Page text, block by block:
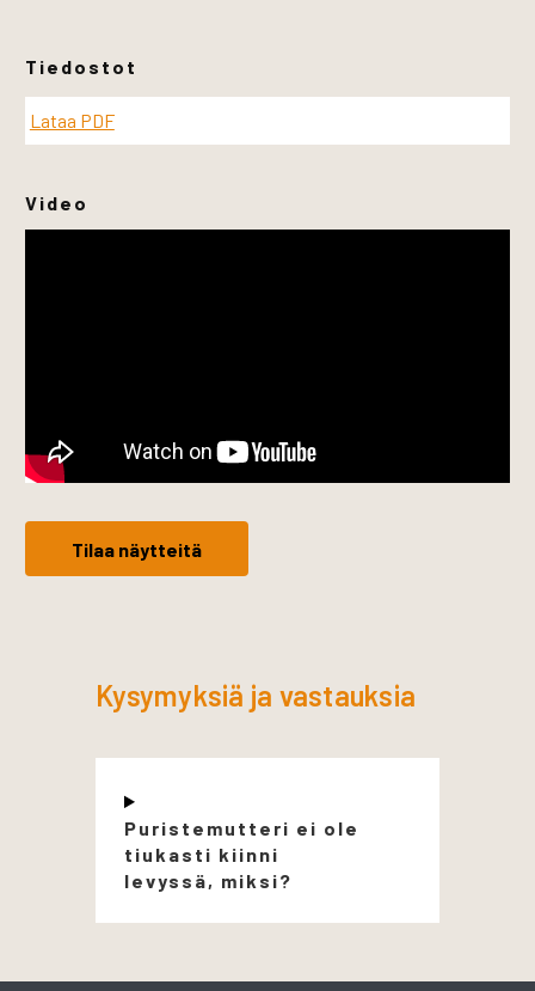
Tiedostot
Lataa PDF
Video
Tilaa näytteitä
Kysymyksiä ja vastauksia
Puristemutteri ei ole
tiukasti kiinni
levyssä, miksi?